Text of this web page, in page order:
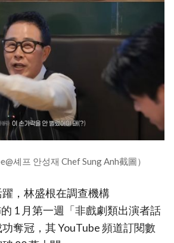
셰프 안성재 Chef Sung Anh截圖）
，林盛根在調查機構
1 月第一週「非戲劇類出演者話
奪冠，其 YouTube 頻道訂閱數